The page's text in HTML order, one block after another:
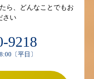
ら、どんなことでもお
さい
9218
〔平日〕